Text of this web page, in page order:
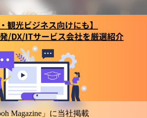
Magazine」に当社掲載